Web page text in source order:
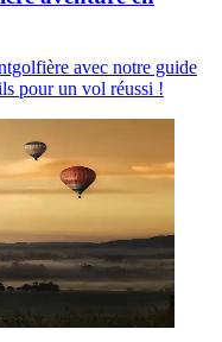
avec notre guide
pour un vol réussi !